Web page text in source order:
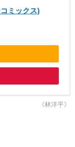
ミックス)
《林洋平》